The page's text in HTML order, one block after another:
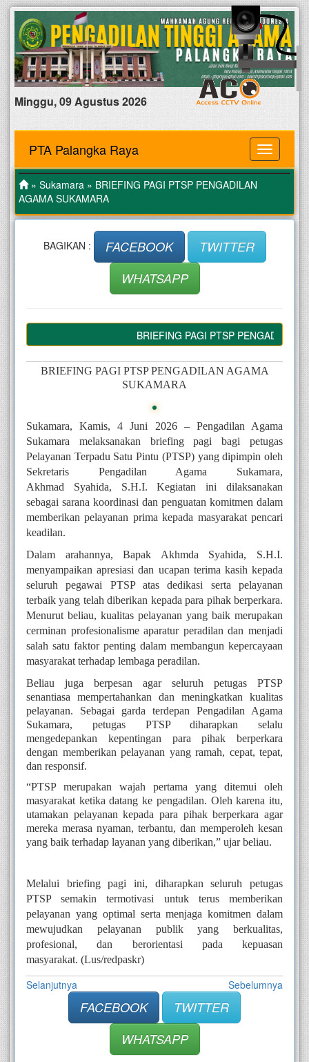
Minggu, 09 Agustus 2026
MENU
PTA Palangka Raya
» Sukamara » BRIEFING PAGI PTSP PENGADILAN
AGAMA SUKAMARA
BAGIKAN : FACEBOOK
TWITTER
WHATSAPP
BRIEFING PAGI PTSP PENGADILAN
BRIEFING PAGI PTSP PENGADILAN AGAMA
SUKAMARA
Sukamara, Kamis, 4 Juni 2026 – Pengadilan Agama
Sukamara melaksanakan briefing pagi bagi petugas
Pelayanan Terpadu Satu Pintu (PTSP) yang dipimpin oleh
Sekretaris Pengadilan Agama Sukamara,
Akhmad Syahida, S.H.I. Kegiatan ini dilaksanakan
sebagai sarana koordinasi dan penguatan komitmen dalam
memberikan pelayanan prima kepada masyarakat pencari
keadilan.
Dalam arahannya, Bapak Akhmda Syahida, S.H.I.
menyampaikan apresiasi dan ucapan terima kasih kepada
seluruh pegawai PTSP atas dedikasi serta pelayanan
terbaik yang telah diberikan kepada para pihak berperkara.
Menurut beliau, kualitas pelayanan yang baik merupakan
cerminan profesionalisme aparatur peradilan dan menjadi
salah satu faktor penting dalam membangun kepercayaan
masyarakat terhadap lembaga peradilan.
Beliau juga berpesan agar seluruh petugas PTSP
senantiasa mempertahankan dan meningkatkan kualitas
pelayanan. Sebagai garda terdepan Pengadilan Agama
Sukamara, petugas PTSP diharapkan selalu
mengedepankan kepentingan para pihak berperkara
dengan memberikan pelayanan yang ramah, cepat, tepat,
dan responsif.
“PTSP merupakan wajah pertama yang ditemui oleh
masyarakat ketika datang ke pengadilan. Oleh karena itu,
utamakan pelayanan kepada para pihak berperkara agar
mereka merasa nyaman, terbantu, dan memperoleh kesan
yang baik terhadap layanan yang diberikan,” ujar beliau.
Melalui briefing pagi ini, diharapkan seluruh petugas
PTSP semakin termotivasi untuk terus memberikan
pelayanan yang optimal serta menjaga komitmen dalam
mewujudkan pelayanan publik yang berkualitas,
profesional, dan berorientasi pada kepuasan
masyarakat. (Lus/redpaskr)
Selanjutnya Sebelumnya
FACEBOOK
TWITTER
WHATSAPP